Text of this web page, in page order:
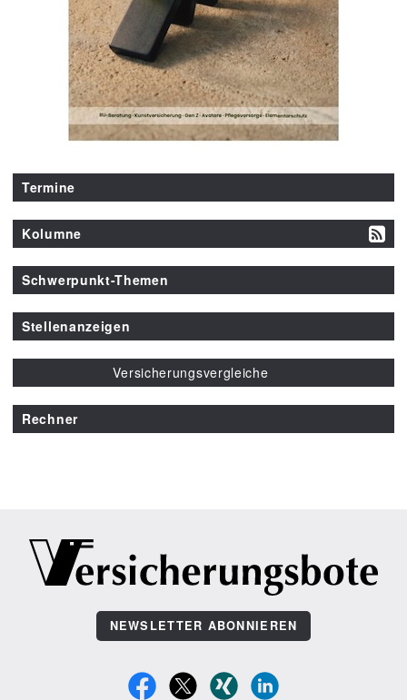
Termine
Kolumne
Schwerpunkt-Themen
Stellenanzeigen
Versicherungsvergleiche
Rechner
NEWSLETTER ABONNIEREN